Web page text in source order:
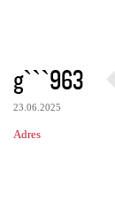
gˋˋˋ963
23.06.2025
Adres